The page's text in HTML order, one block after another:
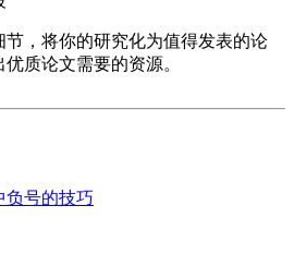
，将你的研究化为值得发表的论
质论文需要的资源。